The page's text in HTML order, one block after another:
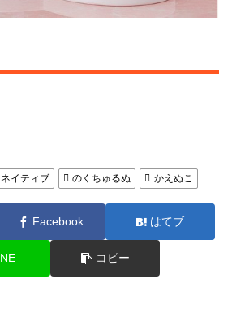
ネイティブ のくちゅるぬ かえぬこ
Facebook はてブ
コピー